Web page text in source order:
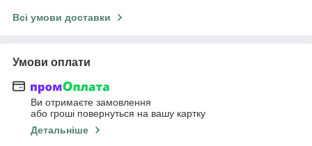
Всі умови доставки
Умови оплати
Ви отримаєте замовлення
або гроші повернуться на вашу картку
Детальніше